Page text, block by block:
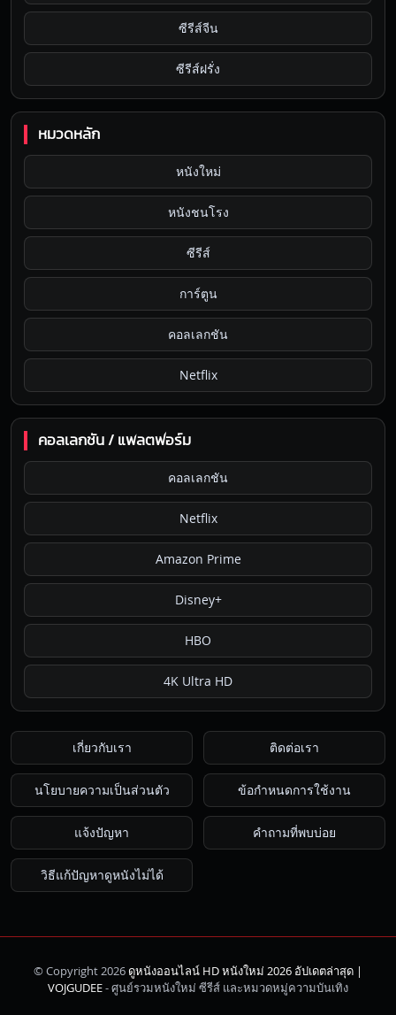
ซีรีส์จีน
ซีรีส์ฝรั่ง
หมวดหลัก
หนังใหม่
หนังชนโรง
ซีรีส์
การ์ตูน
คอลเลกชัน
Netflix
คอลเลกชัน / แพลตฟอร์ม
คอลเลกชัน
Netflix
Amazon Prime
Disney+
HBO
4K Ultra HD
เกี่ยวกับเรา ติดต่อเรา
นโยบายความเป็นส่วนตัว ข้อกำหนดการใช้งาน
แจ้งปัญหา คำถามที่พบบ่อย
วิธีแก้ปัญหาดูหนังไม่ได้
© Copyright 2026ดูหนังออนไลน์ HD หนังใหม่ 2026 อัปเดตล่าสุด |
VOJGUDEE- ศูนย์รวมหนังใหม่ ซีรีส์ และหมวดหมู่ความบันเทิง
ค้นหา